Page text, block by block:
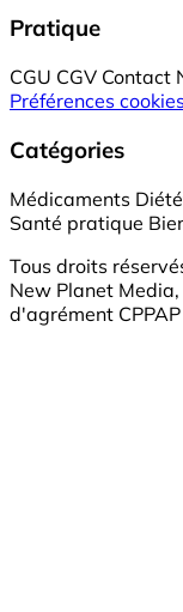
Pratique
CGU CGV Contact
Préférences cookies
Catégories
Médicaments
Santé pratique
Tous droits
New Planet
d'agrément